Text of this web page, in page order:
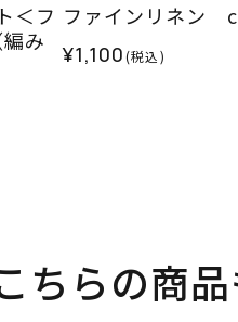
＜フ
み
ファインリネン
¥1,100(税込)
ちらの商